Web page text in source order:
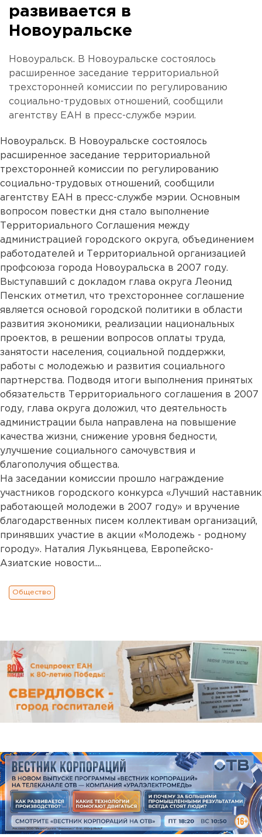
развивается в
Новоуральске
Новоуральск. В Новоуральске состоялось
расширенное заседание территориальной
трехсторонней комиссии по регулированию
социально-трудовых отношений, сообщили
агентству ЕАН в пресс-службе мэрии.
Новоуральск. В Новоуральске состоялось
расширенное заседание территориальной
трехсторонней комиссии по регулированию
социально-трудовых отношений, сообщили
агентству ЕАН в пресс-службе мэрии. Основным
вопросом повестки дня стало выполнение
Территориального Соглашения между
администрацией городского округа, объединением
работодателей и Территориальной организацией
профсоюза города Новоуральска в 2007 году.
Выступавший с докладом глава округа Леонид
Пенских отметил, что трехстороннее соглашение
является основой городской политики в области
развития экономики, реализации национальных
проектов, в решении вопросов оплаты труда,
занятости населения, социальной поддержки,
работы с молодежью и развития социального
партнерства. Подводя итоги выполнения принятых
обязательств Территориального соглашения в 2007
году, глава округа доложил, что деятельность
администрации была направлена на повышение
качества жизни, снижение уровня бедности,
улучшение социального самочувствия и
благополучия общества.
На заседании комиссии прошло награждение
участников городского конкурса «Лучший наставник
работающей молодежи в 2007 году» и вручение
благодарственных писем коллективам организаций,
принявших участие в акции «Молодежь - родному
городу». Наталия Лукьянцева, Европейско-
Азиатские новости....
Общество